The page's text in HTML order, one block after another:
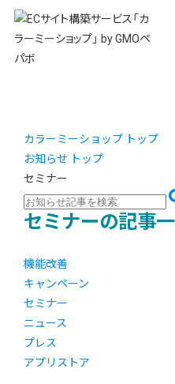
カラーミーショップ トップ
お知らせ トップ
セミナー
セミナーの記事
機能改善
キャンペーン
セミナー
ニュース
プレス
アプリストア